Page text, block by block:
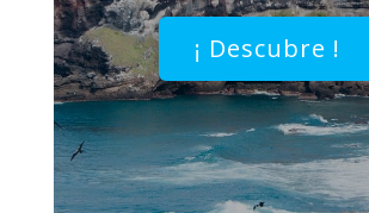
¡ Descubre !